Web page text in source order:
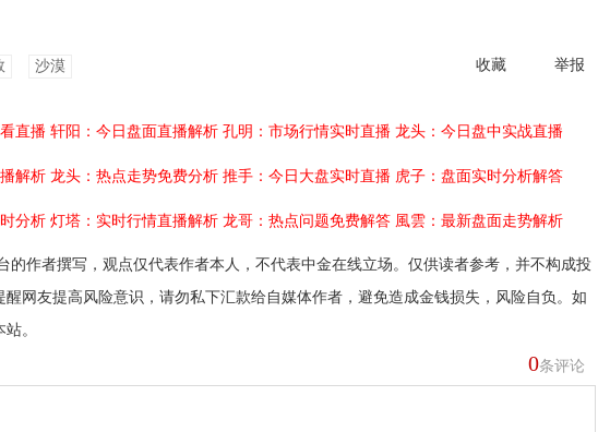
收藏 举报
沙漠
直播 轩阳：今日盘面直播解析 孔明：市场行情实时直播 龙头：今日盘中实战直播
解析 龙头：热点走势免费分析 推手：今日大盘实时直播 虎子：盘面实时分析解答
分析 灯塔：实时行情直播解析 龙哥：热点问题免费解答 風雲：最新盘面走势解析
的作者撰写，观点仅代表作者本人，不代表中金在线立场。仅供读者参考，并不构成投
网友提高风险意识，请勿私下汇款给自媒体作者，避免造成金钱损失，风险自负。如
。
0条评论